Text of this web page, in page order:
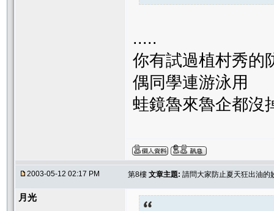
.....
你有試過植村秀的
偶同學連游泳用
蛙鏡魯來魯企都沒
2003-05-12 02:17 PM 第8樓 文章主題: 請問大家防止夏天狂出油的
月光